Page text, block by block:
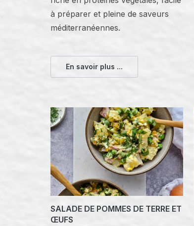
à préparer et pleine de saveurs
méditerranéennes.
En savoir plus ...
SALADE DE POMMES DE TERRE ET
ŒUFS